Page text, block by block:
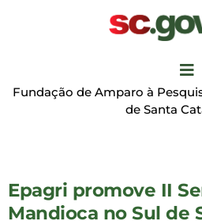
Fundação de Amparo à
de Santa
Epagri promove II
Mandioca no Sul de